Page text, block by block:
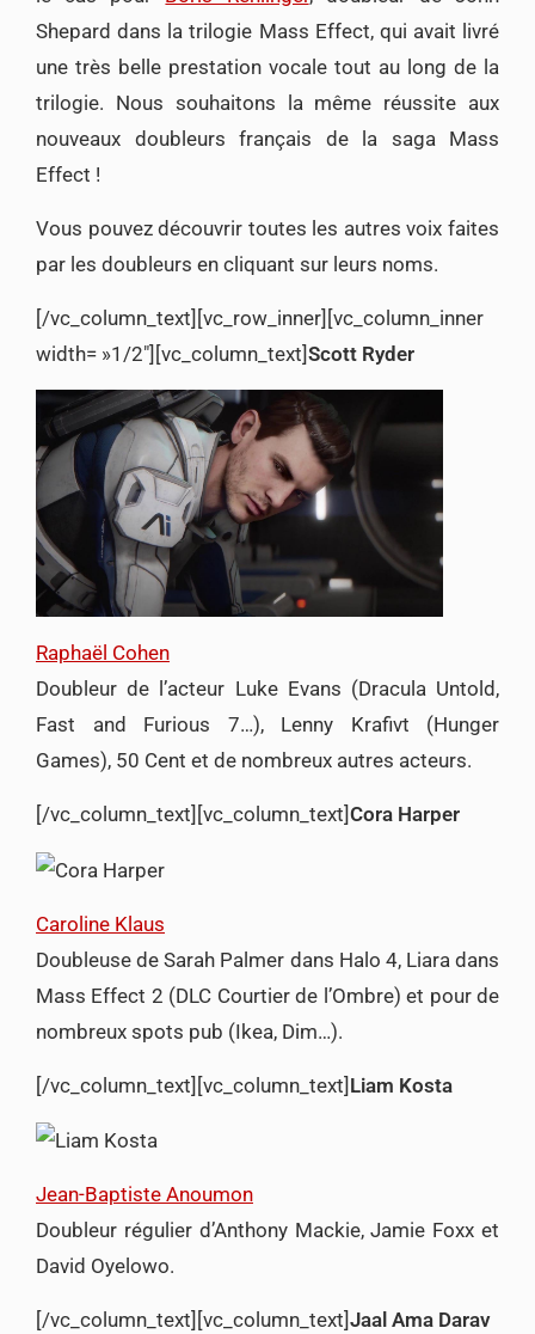
Shepard dans la trilogie Mass Effect, qui avait livré
une très belle prestation vocale tout au long de la
trilogie. Nous souhaitons la même réussite aux
nouveaux doubleurs français de la saga Mass
Effect !
Vous pouvez découvrir toutes les autres voix faites
par les doubleurs en cliquant sur leurs noms.
[/vc_column_text][vc_row_inner][vc_column_inner
width= »1/2″][vc_column_text]Scott Ryder
Raphaël Cohen
Doubleur de l’acteur Luke Evans (Dracula Untold,
Fast and Furious 7…), Lenny Krafivt (Hunger
Games), 50 Cent et de nombreux autres acteurs.
[/vc_column_text][vc_column_text]Cora Harper
Caroline Klaus
Doubleuse de Sarah Palmer dans Halo 4, Liara dans
Mass Effect 2 (DLC Courtier de l’Ombre) et pour de
nombreux spots pub (Ikea, Dim…).
[/vc_column_text][vc_column_text] Liam Kosta
Jean-Baptiste Anoumon
Doubleur régulier d’Anthony Mackie, Jamie Foxx et
David Oyelowo.
[/vc_column_text][vc_column_text]Jaal Ama Darav